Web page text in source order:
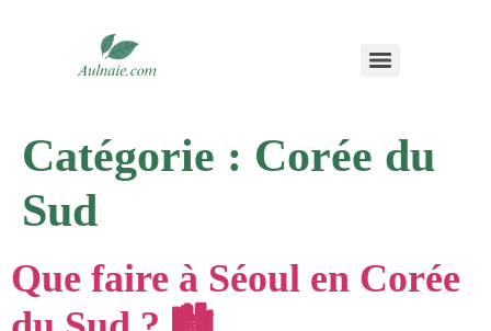
Catégorie : Corée du
Sud
Que faire à Séoul en Corée